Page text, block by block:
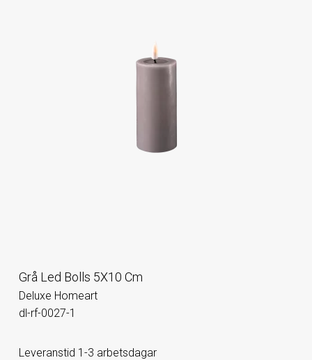
Grå Led Bolls 5X10 Cm
Deluxe Homeart
dl-rf-0027-1
Leveranstid 1-3 arbetsdagar